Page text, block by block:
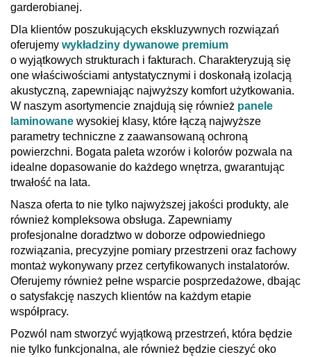
garderobianej.
Dla klientów poszukujących ekskluzywnych rozwiązań
oferujemy wykładziny dywanowe premium
o wyjątkowych strukturach i fakturach. Charakteryzują się
one właściwościami antystatycznymi i doskonałą izolacją
akustyczną, zapewniając najwyższy komfort użytkowania.
W naszym asortymencie znajdują się również panele
laminowane wysokiej klasy, które łączą najwyższe
parametry techniczne z zaawansowaną ochroną
powierzchni. Bogata paleta wzorów i kolorów pozwala na
idealne dopasowanie do każdego wnętrza, gwarantując
trwałość na lata.
Nasza oferta to nie tylko najwyższej jakości produkty, ale
również kompleksowa obsługa. Zapewniamy
profesjonalne doradztwo w doborze odpowiedniego
rozwiązania, precyzyjne pomiary przestrzeni oraz fachowy
montaż wykonywany przez certyfikowanych instalatorów.
Oferujemy również pełne wsparcie posprzedażowe, dbając
o satysfakcję naszych klientów na każdym etapie
współpracy.
Pozwól nam stworzyć wyjątkową przestrzeń, która będzie
nie tylko funkcjonalna, ale również będzie cieszyć oko